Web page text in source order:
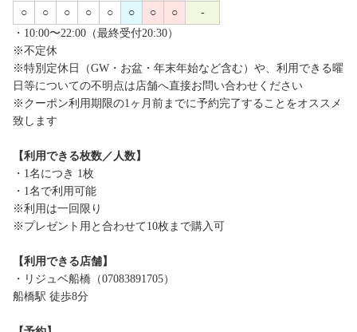
○ ○ ○ ○ ○ ○ ○ ○
-
・10:00〜22:00（最終受付20:30）
※不定休
※特別定休日（GW・お盆・年末年始など含む）や、利用できる曜
日等についての不明点は店舗へ直接お問い合わせください
※クーポン利用期限の1ヶ月前までに予約完了することをオススメ
致します
【利用できる枚数／人数】
・1名につき 1枚
・1名で利用可能
※利用は一回限り
※プレゼント用と合わせて10枚まで購入可
【利用できる店舗】
・リジュベ船橋（07083891705）
船橋駅 徒歩8分